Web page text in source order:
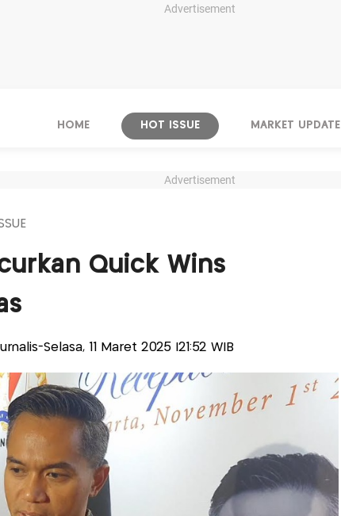
Advertisement
HOME HOT ISSUE MARKET UPDATE
Advertisement
Quick Wins
Selasa, 11 Maret 2025 |21:52 WIB